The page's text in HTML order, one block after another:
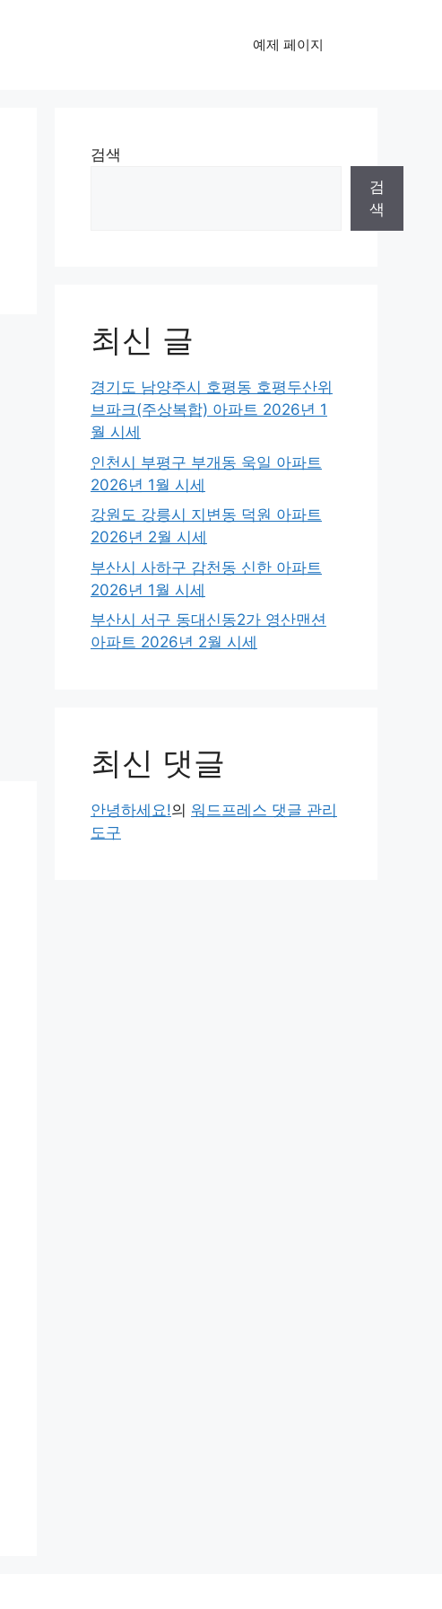
예제 페이지
검색
검
색
최신 글
경기도 남양주시 호평동 호평두산위
브파크(주상복합) 아파트 2026년 1
월 시세
인천시 부평구 부개동 욱일 아파트
2026년 1월 시세
강원도 강릉시 지변동 덕원 아파트
2026년 2월 시세
부산시 사하구 감천동 신한 아파트
2026년 1월 시세
부산시 서구 동대신동2가 영산맨션
아파트 2026년 2월 시세
최신 댓글
안녕하세요!의 워드프레스 댓글 관리
도구